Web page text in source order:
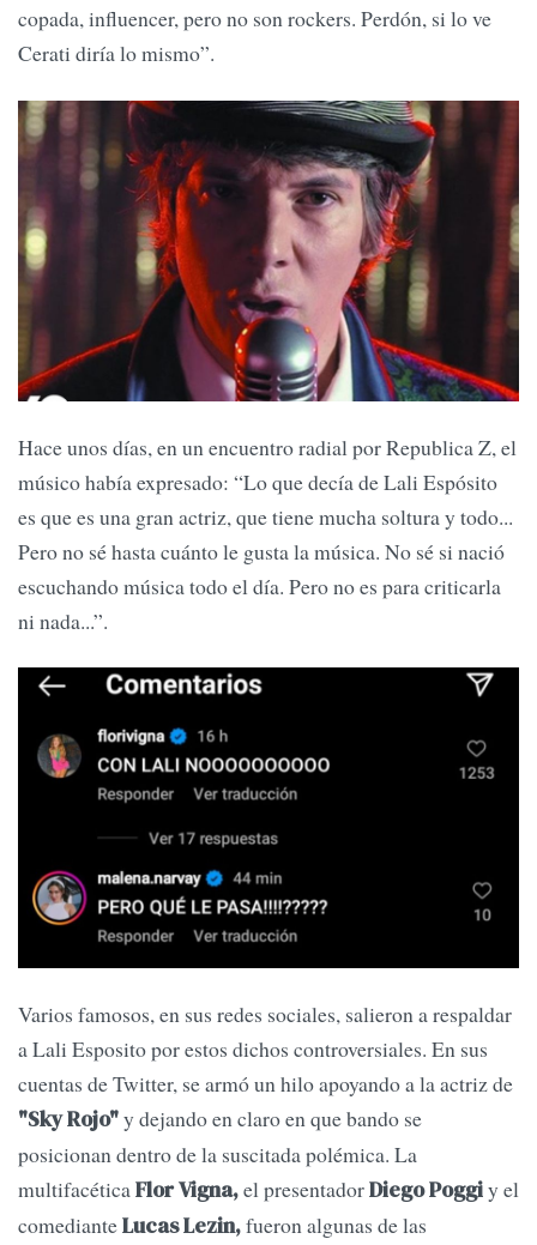
copada, influencer, pero no son rockers. Perdón, si lo ve
Cerati diría lo mismo”.
Hace unos días, en un encuentro radial por Republica Z, el
músico había expresado: “Lo que decía de Lali Espósito
es que es una gran actriz, que tiene mucha soltura y todo...
Pero no sé hasta cuánto le gusta la música. No sé si nació
escuchando música todo el día. Pero no es para criticarla
ni nada...”.
Varios famosos, en sus redes sociales, salieron a respaldar
a Lali Esposito por estos dichos controversiales. En sus
cuentas de Twitter, se armó un hilo apoyando a la actriz de
"Sky Rojo"y dejando en claro en que bando se
posicionan dentro de la suscitada polémica. La
multifacéticaFlor Vigna,el presentadorDiego Poggiy el
comedianteLucas Lezin,fueron algunas de las